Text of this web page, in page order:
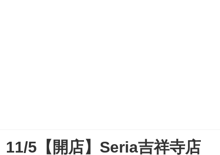
11/5【開店】Seria吉祥寺店